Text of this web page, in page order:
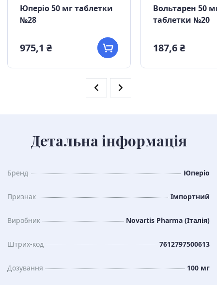
Юперіо 50 мг таблетки
№28
975,1 ₴
Вольтарен 50
таблетки №20
187,6 ₴
Детальна інформація
Бренд Юперіо
Признак Імпортний
Виробник Novartis Pharma (Італія)
Штрих-код 7612797500613
Дозування 100 мг